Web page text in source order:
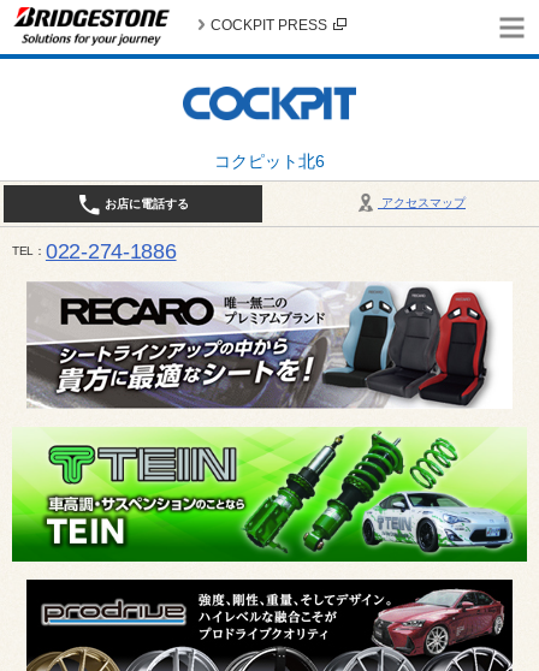
コクピット北6
COCKPIT PRESS
アクセスマップ
お店に電話する
TEL 022-274-1886